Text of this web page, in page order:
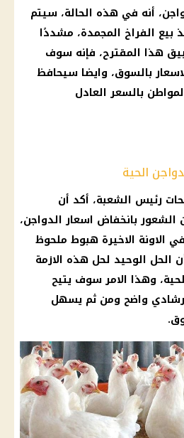
أنه في هذه الحالة، سيتم
بيع الفراخ المجمدة، مشددًا
هذا المقترح، فإنه سوف
بالسوق، وايضا سيحافظ
بالسعر العادل
الحية
رئيس الشعبة، أكد أن
بانخفاض اسعار الدواجن،
الاونة الاخيرة هبوط ملحوظ
الوحيد لحل هذه الازمة
وهذا الامر سوف يتيح
واضح ومن ثم يسهل